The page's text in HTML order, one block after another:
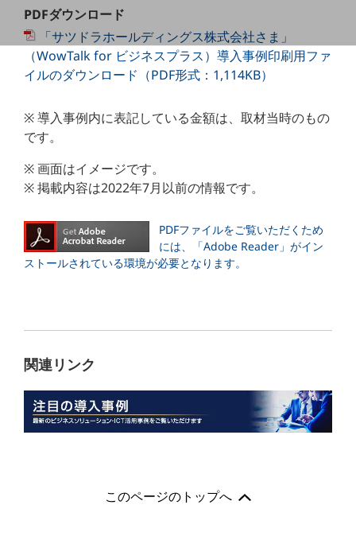
SDPFナレッジセンター
NTTドコモ 通信障害情報
PDFダウンロード
「サツドラホールディングス株式会社さま」
（WowTalk for ビジネスプラス）導入事例印刷用ファ
イルのダウンロード（PDF形式：1,114KB）
※ 導入事例内に表記している金額は、取材当時のもの
です。
※ 画面はイメージです。
※ 掲載内容は2022年7月以前の情報です。
PDFファイルをご覧いただくため
には、「Adobe Reader」がイン
ストールされている環境が必要となります。
関連リンク
このページのトップへ